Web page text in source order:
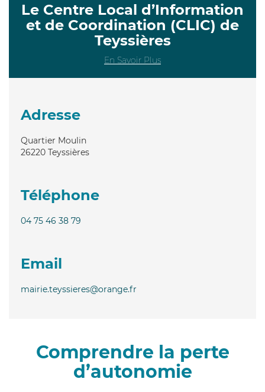
Le Centre Local d’Information
et de Coordination (CLIC) de
Teyssières
En Savoir Plus
Adresse
Quartier Moulin
26220 Teyssières
Téléphone
04 75 46 38 79
Email
mairie.teyssieres@orange.fr
Comprendre la perte
d’autonomie